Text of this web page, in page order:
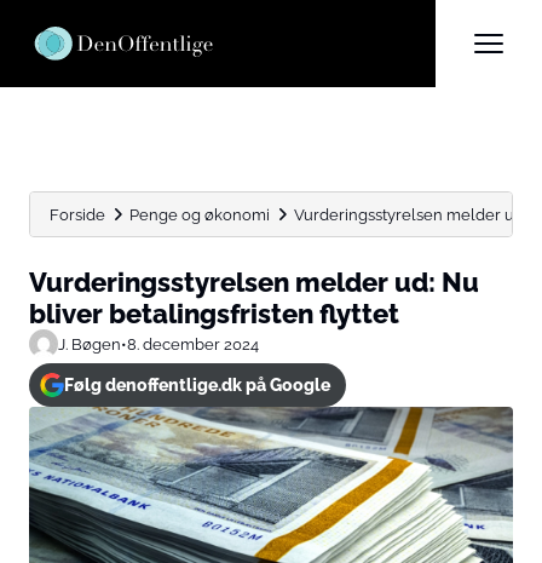
Forside Penge og økonomi Vurderingsstyrelsen melder ud:
Vurderingsstyrelsen melder ud: Nu
bliver betalingsfristen flyttet
J. Bøgen•8. december 2024
Følg denoffentlige.dk på Google